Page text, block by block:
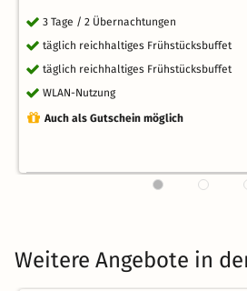
3 Tage / 2 Übernachtungen
täglich reichhaltiges Frühstücksbuffet
täglich reichhaltiges Frühstücksbuffet
WLAN-Nutzung
Auch als Gutschein möglich
Weitere Angebote in